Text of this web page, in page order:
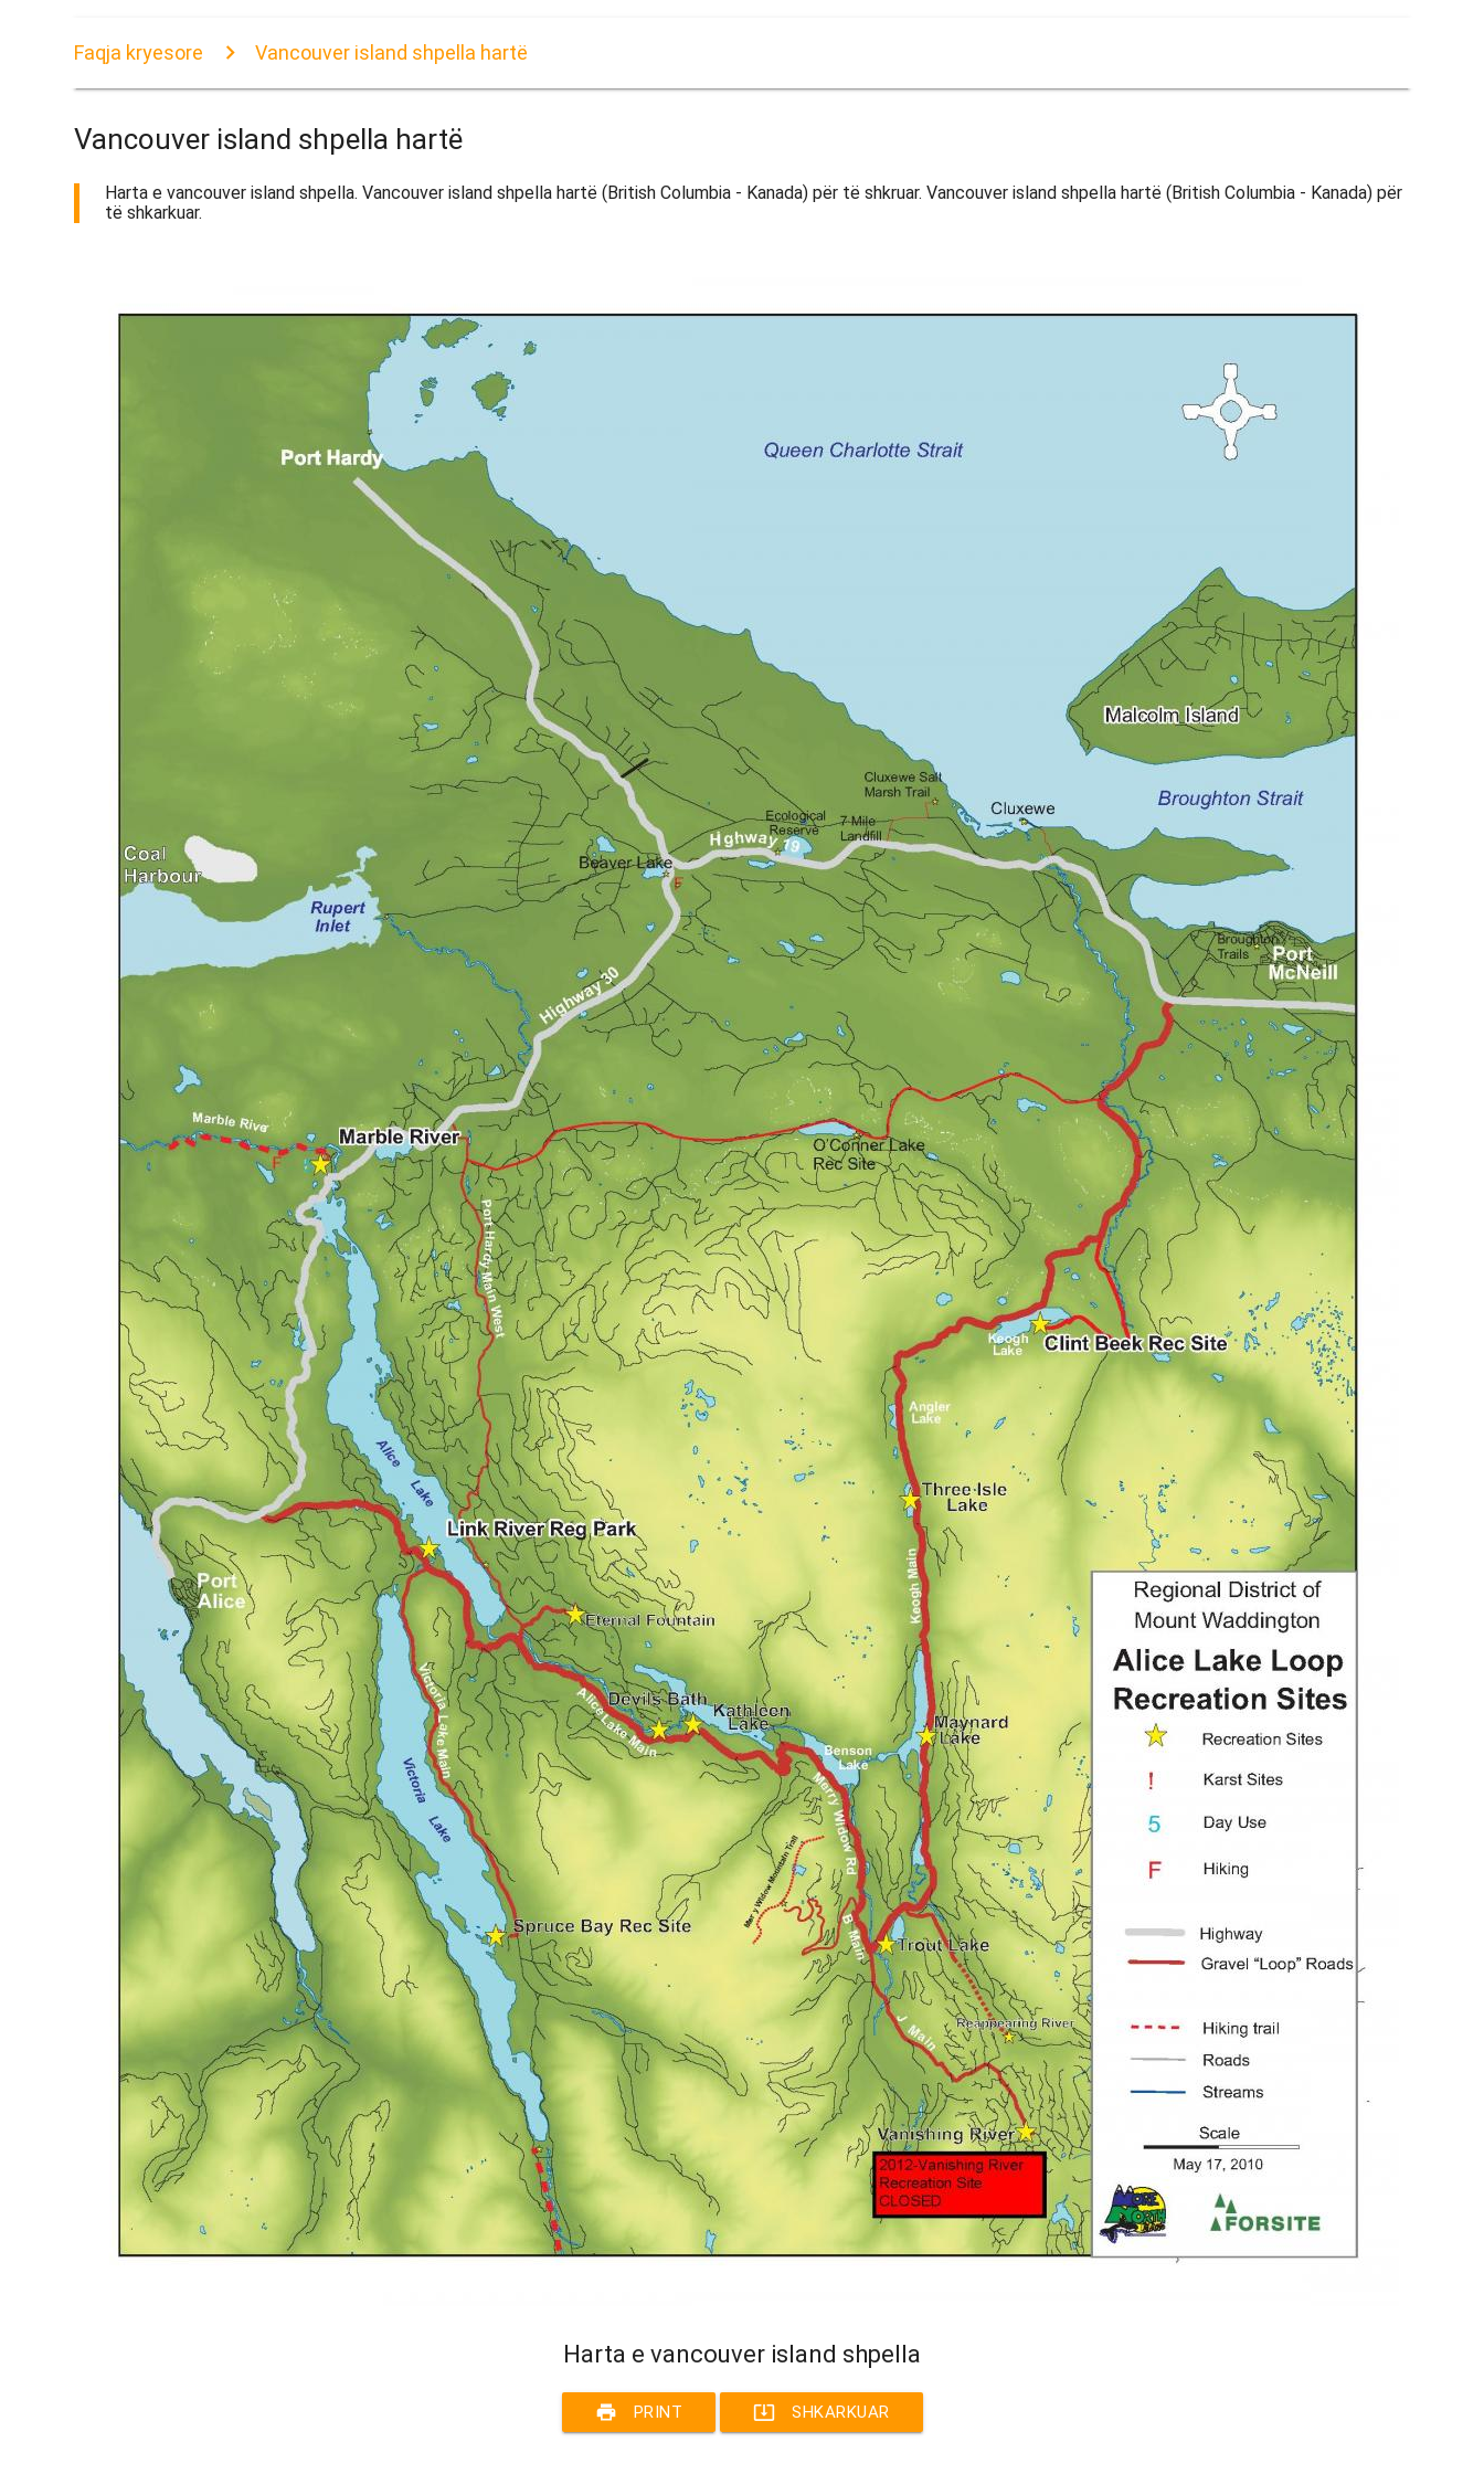
Faqja kryesore Vancouver island shpella hartë
Vancouver island shpella hartë
Harta e vancouver island shpella. Vancouver island shpella hartë (British Columbia - Kanada) për të shkruar. Vancouver island shpella hartë (British Columbia - Kanada) për
të shkarkuar.
Harta e vancouver island shpella
print PRINT system_update_alt SHKARKUAR